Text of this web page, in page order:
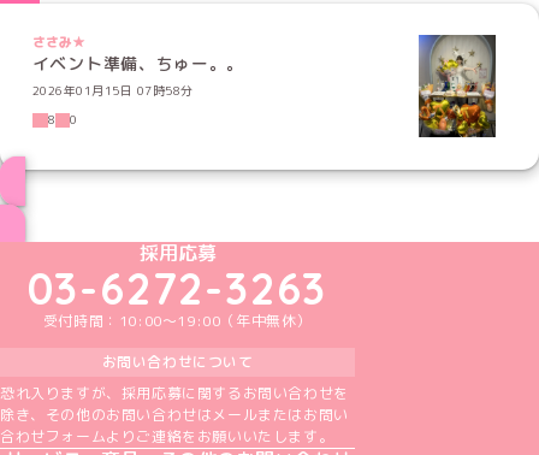
ささみ★
イベント準備、ちゅー。。
2026年01月15日 07時58分
8
0
めいどりーみんTikTok公式アカウント
めいどりーみんX公式アカウント
めいどりーみんInstagram公式アカウント
めいどりーみんFacebook公式アカウン
めいどりーみんYouTube公式アカ
採用応募
03-6272-3263
受付時間：10:00～19:00（年中無休）
お問い合わせについて
恐れ入りますが、採用応募に関するお問い合わせを
除き、その他のお問い合わせはメールまたはお問い
合わせフォームよりご連絡をお願いいたします。